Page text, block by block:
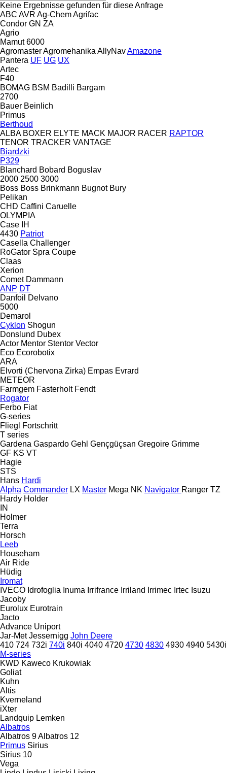
Keine Ergebnisse gefunden für diese Anfrage
ABC AVR Ag-ChemAgrifac
Condor GN ZA
Agrio
Mamut 6000
AgromasterAgromehanika AllyNavAmazone
Pantera UF UG UX
Artec
F40
BOMAG BSM Badilli Bargam
2700
Bauer Beinlich
Primus
Berthoud
ALBA BOXER ELYTE MACK MAJOR RACER RAPTOR
TENOR TRACKER VANTAGE
Biardzki
P329
Blanchard Bobard Boguslav
2000 2500 3000
Boss Boss Brinkmann Bugnot Bury
Pelikan
CHD Caffini Caruelle
OLYMPIA
Case IH
4430 Patriot
Casella Challenger
RoGator Spra Coupe
Claas
Xerion
Comet Dammann
ANP DT
Danfoil
Delvano
5000
Demarol
Cyklon Shogun
Donslund Dubex
Actor Mentor Stentor Vector
Eco Ecorobotix
ARA
Elvorti (Chervona Zirka) Empas Evrard
METEOR
Farmgem Fasterholt Fendt
Rogator
Ferbo Fiat
G-series
Fliegl
Fortschritt
T series
Gardena Gaspardo Gehl Gençgüçsan Gregoire Grimme
GF KS VT
Hagie
STS
Hans Hardi
Alpha Commander LX Master Mega NK Navigator Ranger TZ
Hardy Holder
IN
Holmer
Terra
Horsch
Leeb
Househam
Air Ride
Hüdig
Iromat
IVECO Idrofoglia Inuma Irrifrance Irriland Irrimec Irtec Isuzu
Jacoby
Eurolux Eurotrain
Jacto
Advance Uniport
Jar-Met Jessernigg John Deere
410 724 732i 740i 840i 4040 4720 4730 4830 4930 4940 5430i
M-series
KWD Kaweco Krukowiak
Goliat
Kuhn
Altis
Kverneland
iXter
Landquip Lemken
Albatros
Albatros 9Albatros 12
Primus Sirius
Sirius 10
Vega